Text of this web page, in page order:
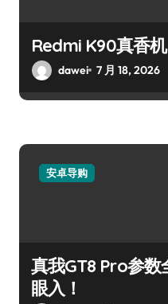
Redmi K90真香
dawei 7 月 18, 2026
安卓导购
真我GT8 Pro参
眼入！